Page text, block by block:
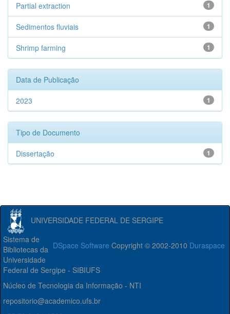
1
Partial extraction
1
Sedimentos fluviais
1
Shrimp farming
Data de Publicação
1
2023
Tipo de Documento
1
Dissertação
UNIVERSIDADE FEDERAL DE SERGIPE
DSpace Software Copyright © 2002-2010 Duraspace
Sistema de
Bibliotecas da
Universidade
Federal de Sergipe - SIBIUFS
Núcleo de Tecnologia da Informação - NTI
repositorio@academico.ufs.br